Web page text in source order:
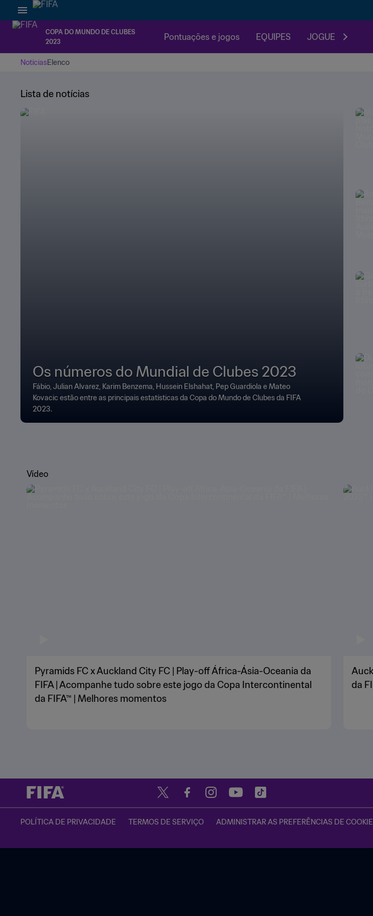
COPA DO MUNDO DE CLUBES
2023
Pontuações e jogos EQUIPES JOGUE
NotíciasElenco
Lista de notícias
Os números do Mundial de Clubes 2023
Fábio, Julian Alvarez, Karim Benzema, Hussein Elshahat, Pep Guardiola e Mateo
Kovacic estão entre as principais estatísticas da Copa do Mundo de Clubes da FIFA
2023.
Vídeo
Pyramids FC x Auckland City FC | Play-off África-Ásia-Oceania da
FIFA | Acompanhe tudo sobre este jogo da Copa Intercontinental
da FIFA™ | Melhores momentos
da
POLÍTICA DE PRIVACIDADE TERMOS DE SERVIÇO ADMINISTRAR AS PREFERÊNCIAS DE